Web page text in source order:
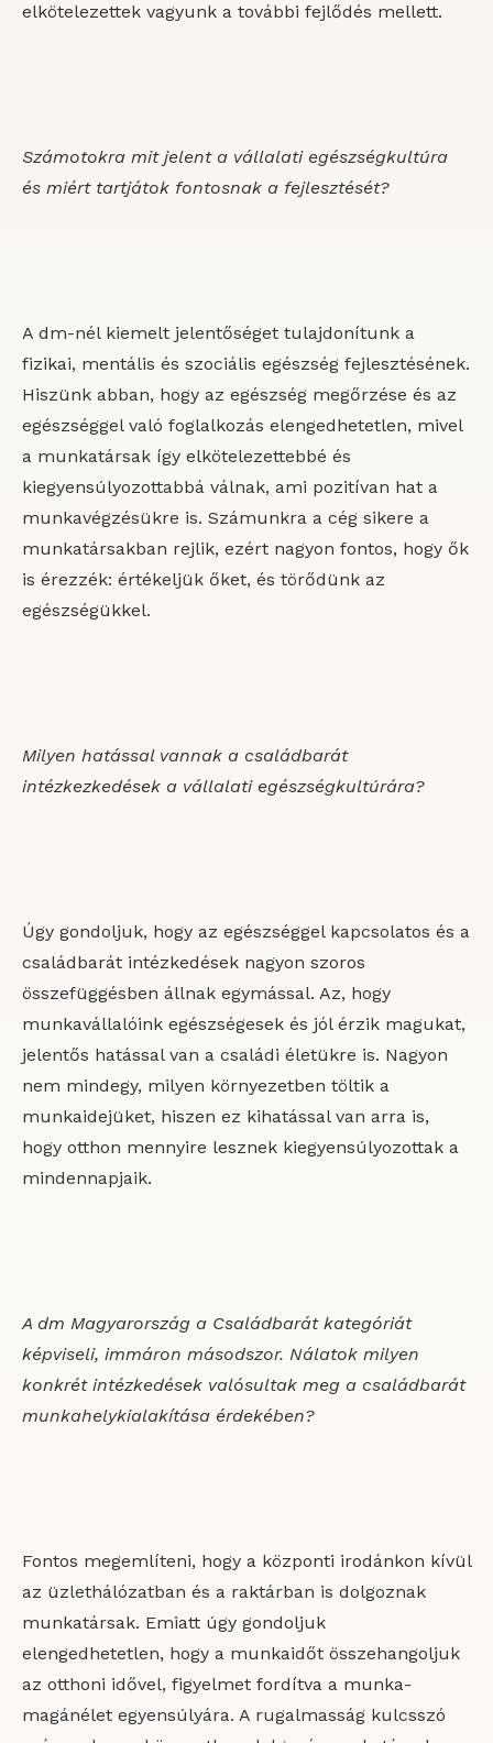
elkötelezettek vagyunk a további fejlődés mellett.
Számotokra mit jelent a vállalati egészségkultúra
és miért tartjátok fontosnak a fejlesztését?
A dm-nél kiemelt jelentőséget tulajdonítunk a
fizikai, mentális és szociális egészség fejlesztésének.
Hiszünk abban, hogy az egészség megőrzése és az
egészséggel való foglalkozás elengedhetetlen, mivel
a munkatársak így elkötelezettebbé és
kiegyensúlyozottabbá válnak, ami pozitívan hat a
munkavégzésükre is. Számunkra a cég sikere a
munkatársakban rejlik, ezért nagyon fontos, hogy ők
is érezzék: értékeljük őket, és törődünk az
egészségükkel.
Milyen hatással vannak a családbarát
intézkezkedések a vállalati egészségkultúrára?
Úgy gondoljuk, hogy az egészséggel kapcsolatos és a
családbarát intézkedések nagyon szoros
összefüggésben állnak egymással. Az, hogy
munkavállalóink egészségesek és jól érzik magukat,
jelentős hatással van a családi életükre is. Nagyon
nem mindegy, milyen környezetben töltik a
munkaidejüket, hiszen ez kihatással van arra is,
hogy otthon mennyire lesznek kiegyensúlyozottak a
mindennapjaik.
A dm Magyarország a Családbarát kategóriát
képviseli, immáron másodszor. Nálatok milyen
konkrét intézkedések valósultak meg a családbarát
munkahelykialakítása érdekében?
Fontos megemlíteni, hogy a központi irodánkon kívül
az üzlethálózatban és a raktárban is dolgoznak
munkatársak. Emiatt úgy gondoljuk
elengedhetetlen, hogy a munkaidőt összehangoljuk
az otthoni idővel, figyelmet fordítva a munka-
magánélet egyensúlyára. A rugalmasság kulcsszó